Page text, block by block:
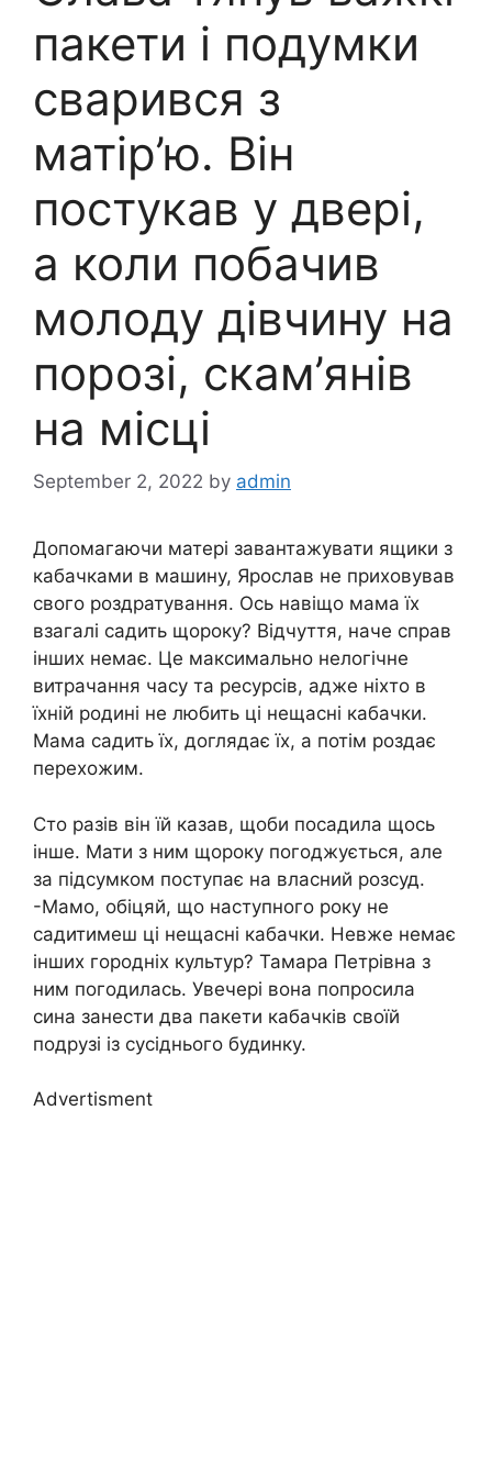
пакети і подумки
сварився з
матір’ю. Він
постукав у двері,
а коли побачив
молоду дівчину на
порозі, скам’янів
на місці
September 2, 2022 by admin
Допомагаючи матері завантажувати ящики з
кабачками в машину, Ярослав не приховував
свого роздратування. Ось навіщо мама їх
взагалі садить щороку? Відчуття, наче справ
інших немає. Це максимально нелогічне
витрачання часу та ресурсів, адже ніхто в
їхній родині не любить ці нещасні кабачки.
Мама садить їх, доглядає їх, а потім роздає
перехожим.
Сто разів він їй казав, щоби посадила щось
інше. Мати з ним щороку погоджується, але
за підсумком поступає на власний розсуд.
-Мамо, обіцяй, що наступного року не
садитимеш ці нещасні кабачки. Невже немає
інших городніх культур? Тамара Петрівна з
ним погодилась. Увечері вона попросила
сина занести два пакети кабачків своїй
подрузі із сусіднього будинку.
Advertisment